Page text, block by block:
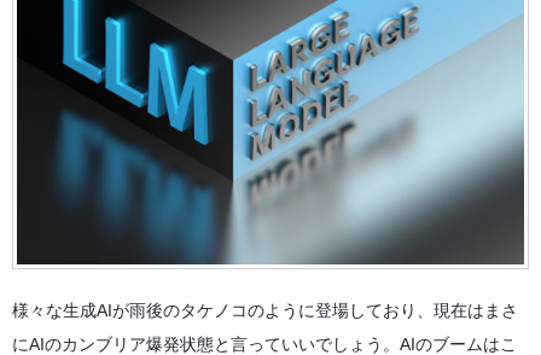
様々な生成AIが雨後のタケノコのように登場しており、現在はまさ
にAIのカンブリア爆発状態と言っていいでしょう。AIのブームはこ